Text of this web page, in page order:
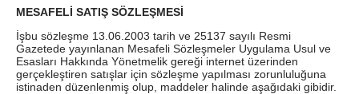
MESAFELİ SATIŞ SÖZLEŞMESİ
İşbu sözleşme 13.06.2003 tarih ve 25137 sayılı Resmi
Gazetede yayınlanan Mesafeli Sözleşmeler Uygulama Usul ve
Esasları Hakkında Yönetmelik gereği internet üzerinden
gerçekleştiren satışlar için sözleşme yapılması zorunluluğuna
istinaden düzenlenmiş olup, maddeler halinde aşağıdaki gibidir.